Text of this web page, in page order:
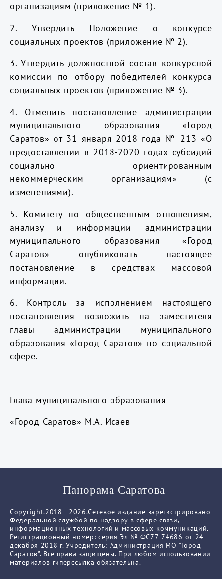
организациям (приложение № 1).
2. Утвердить Положение о конкурсе
социальных проектов (приложение № 2).
3. Утвердить должностной состав конкурсной
комиссии по отбору победителей конкурса
социальных проектов (приложение № 3).
4. Отменить постановление администрации
муниципального образования «Город
Саратов» от 31 января 2018 года № 213 «О
предоставлении в 2018-2020 годах субсидий
социально ориентированным
некоммерческим организациям» (с
изменениями).
5. Комитету по общественным отношениям,
анализу и информации администрации
муниципального образования «Город
Саратов» опубликовать настоящее
постановление в средствах массовой
информации.
6. Контроль за исполнением настоящего
постановления возложить на заместителя
главы администрации муниципального
образования «Город Саратов» по социальной
сфере.
Глава муниципального образования
«Город Саратов» М.А. Исаев
Панорама Саратова
Copyright.2018 - 2026.Сетевое издание зарегистрировано
Федеральной службой по надзору в сфере связи,
информационных технологий и массовых коммуникаций.
Регистрационный номер: серия Эл № ФС77-74686 от 24
декабря 2018 г. Учредитель: Администрация МО "Город
Саратов". Все права защищены. При любом использовании
материалов гиперссылка обязательна.